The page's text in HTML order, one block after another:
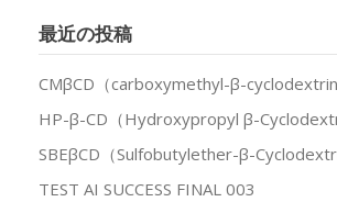
最近の投稿
CMβCD（carboxymethyl-β-cyclodextrin
HP-β-CD（Hydroxypropyl β-
SBEβCD（Sulfobutylether-β-
TEST AI SUCCESS FINAL 003